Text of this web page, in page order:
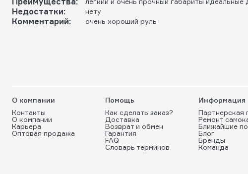
Недостатки: нету
Комментарий: очень хороший руль
О компании
Контакты
О компании
Карьера
Оптовая продажа
Помощь
Как сделать заказ?
Доставка
Возврат и обмен
Гарантия
FAQ
Словарь терминов
Информация
Партнерская
Ремонт
Ближайшие
Блог
Бренды
Команда